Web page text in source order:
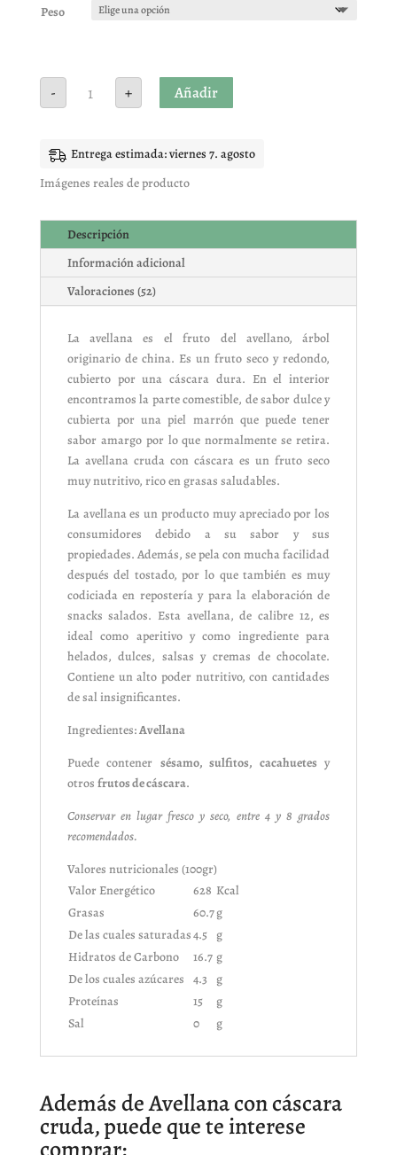
de 5 en
base a
Peso
- + Añadir
Entrega estimada: viernes 7. agosto
Imágenes reales de producto
Descripción
Información adicional
Valoraciones (52)
La avellana es el fruto del avellano, árbol
originario de china. Es un fruto seco y redondo,
cubierto por una cáscara dura. En el interior
encontramos la parte comestible, de sabor dulce y
cubierta por una piel marrón que puede tener
sabor amargo por lo que normalmente se retira.
La avellana cruda con cáscara es un fruto seco
muy nutritivo, rico en grasas saludables.
La avellana es un producto muy apreciado por los
consumidores debido a su sabor y sus
propiedades. Además, se pela con mucha facilidad
después del tostado, por lo que también es muy
codiciada en repostería y para la elaboración de
snacks salados. Esta avellana, de calibre 12, es
ideal como aperitivo y como ingrediente para
helados, dulces, salsas y cremas de chocolate.
Contiene un alto poder nutritivo, con cantidades
de sal insignificantes.
Ingredientes:Avellana
Puede contener sésamo, sulfitos, cacahuetes y
otros frutos de cáscara.
Conservar en lugar fresco y seco, entre 4 y 8 grados
recomendados.
Valores nutricionales (100gr)
Valor Energético
628 Kcal
Grasas
60.7g
De las cuales saturadas4.5
g
Hidratos de Carbono
16.7 g
De los cuales azúcares 4.3
g
Proteínas
15
g
Sal
0 g
Además de Avellana con cáscara
cruda, puede que te interese